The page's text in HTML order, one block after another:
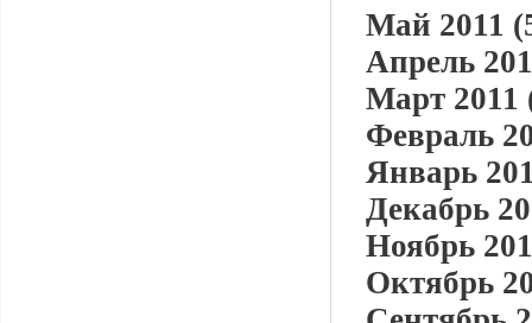
Май 2011
Апрель
Март 2011
Февраль
Январь
Декабрь
Ноябрь
Октябрь